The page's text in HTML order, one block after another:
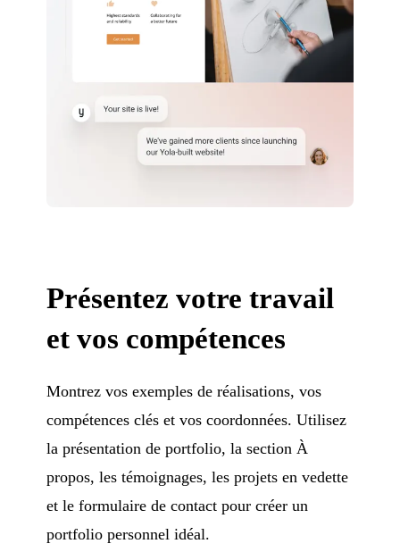
Présentez votre travail
et vos compétences
Montrez vos exemples de réalisations, vos
compétences clés et vos coordonnées. Utilisez
la présentation de portfolio, la section À
propos, les témoignages, les projets en vedette
et le formulaire de contact pour créer un
portfolio personnel idéal.